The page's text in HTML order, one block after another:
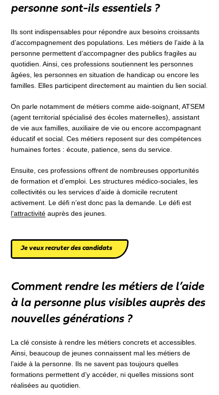
personne sont-ils essentiels ?
Ils sont indispensables pour répondre aux besoins croissants
d’accompagnement des populations. Les métiers de l’aide à la
personne permettent d’accompagner des publics fragiles au
quotidien. Ainsi, ces professions soutiennent les personnes
âgées, les personnes en situation de handicap ou encore les
familles. Elles participent directement au maintien du lien social.
On parle notamment de métiers comme aide-soignant, ATSEM
(agent territorial spécialisé des écoles maternelles), assistant
de vie aux familles, auxiliaire de vie ou encore accompagnant
éducatif et social. Ces métiers reposent sur des compétences
humaines fortes : écoute, patience, sens du service.
Ensuite, ces professions offrent de nombreuses opportunités
de formation et d’emploi. Les structures médico-sociales, les
collectivités ou les services d’aide à domicile recrutent
activement. Le défi n’est donc pas la demande. Le défi est
l’attractivité auprès des jeunes.
Je veux recruter des candidats
Comment rendre les métiers de l’aide
à la personne plus visibles auprès des
nouvelles générations ?
La clé consiste à rendre les métiers concrets et accessibles.
Ainsi, beaucoup de jeunes connaissent mal les métiers de
l’aide à la personne. Ils ne savent pas toujours quelles
formations permettent d’y accéder, ni quelles missions sont
réalisées au quotidien.